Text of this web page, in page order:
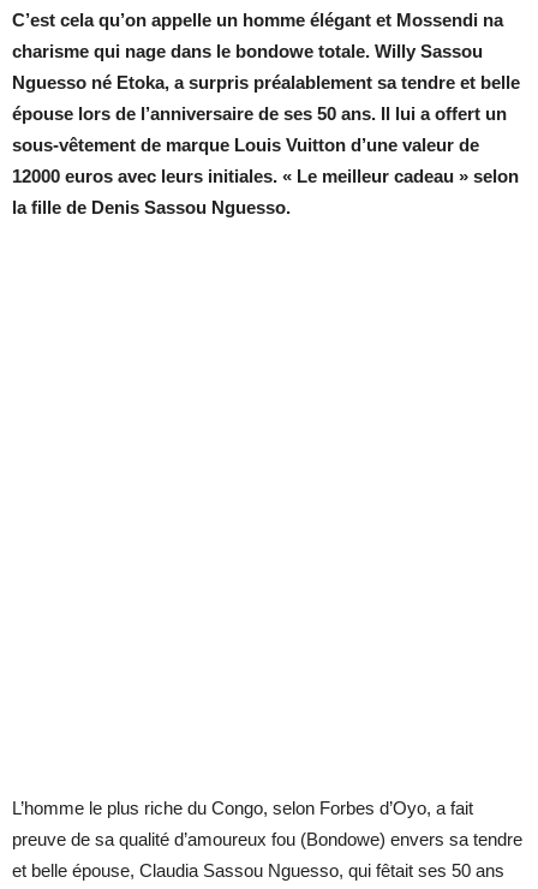
C’est cela qu’on appelle un homme élégant et Mossendi na
charisme qui nage dans le bondowe totale. Willy Sassou
Nguesso né Etoka, a surpris préalablement sa tendre et belle
épouse lors de l’anniversaire de ses 50 ans. Il lui a offert un
sous-vêtement de marque Louis Vuitton d’une valeur de
12000 euros avec leurs initiales. « Le meilleur cadeau » selon
la fille de Denis Sassou Nguesso.
L’homme le plus riche du Congo, selon Forbes d’Oyo, a fait
preuve de sa qualité d’amoureux fou (Bondowe) envers sa tendre
et belle épouse, Claudia Sassou Nguesso, qui fêtait ses 50 ans